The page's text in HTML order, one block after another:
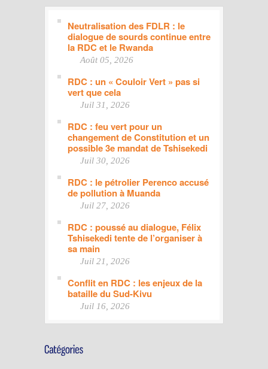
Neutralisation des FDLR : le
dialogue de sourds continue entre
la RDC et le Rwanda
Août 05, 2026
RDC : un « Couloir Vert » pas si
vert que cela
Juil 31, 2026
RDC : feu vert pour un
changement de Constitution et un
possible 3e mandat de Tshisekedi
Juil 30, 2026
RDC : le pétrolier Perenco accusé
de pollution à Muanda
Juil 27, 2026
RDC : poussé au dialogue, Félix
Tshisekedi tente de l’organiser à
sa main
Juil 21, 2026
Conflit en RDC : les enjeux de la
bataille du Sud-Kivu
Juil 16, 2026